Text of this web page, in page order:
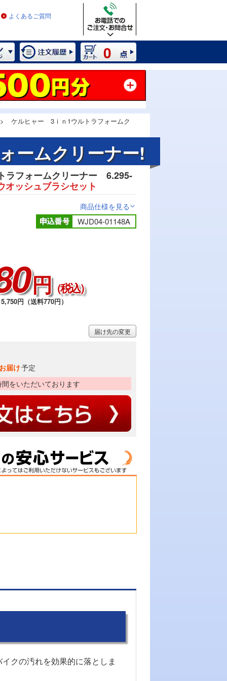
よくあるご質問
0
> ケルヒャー 3ｉｎ1ウルトラフォームク
ームクリーナー!
ラフォームクリーナー 6.295-
オッシュブラシセット
商品仕様を見る>
WJD04-01148A
円 （税込）
円（送料770円）
届け予定
をいただいております
届け先の変更
クの汚れを効果的に落としま